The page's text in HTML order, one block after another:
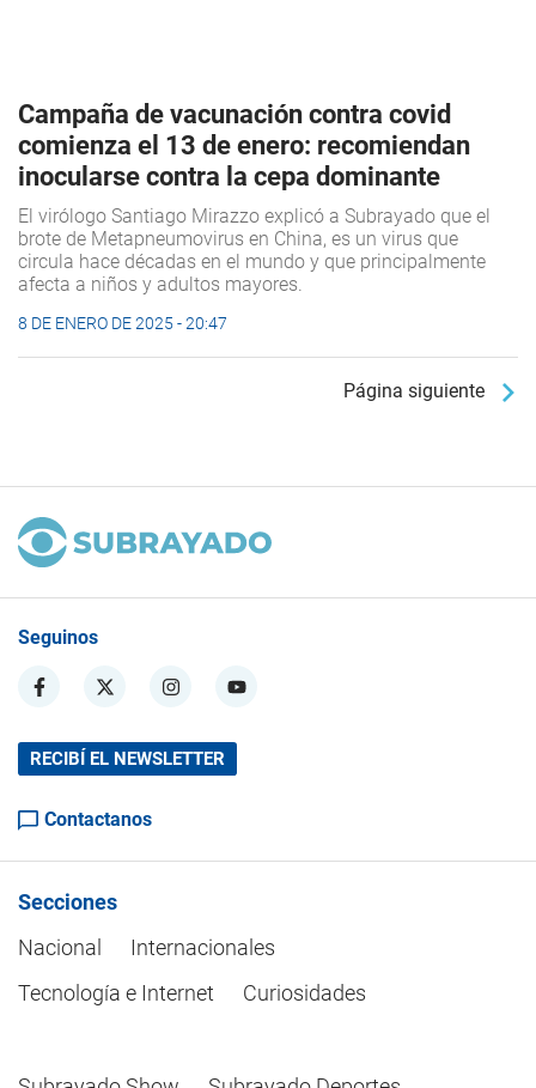
Campaña de vacunación contra covid
comienza el 13 de enero: recomiendan
inocularse contra la cepa dominante
El virólogo Santiago Mirazzo explicó a Subrayado que el
brote de Metapneumovirus en China, es un virus que
circula hace décadas en el mundo y que principalmente
afecta a niños y adultos mayores.
8 DE ENERO DE 2025 - 20:47
Página siguiente
Seguinos
RECIBÍ EL NEWSLETTER
Contactanos
Secciones
Nacional
Internacionales
Tecnología e Internet
Curiosidades